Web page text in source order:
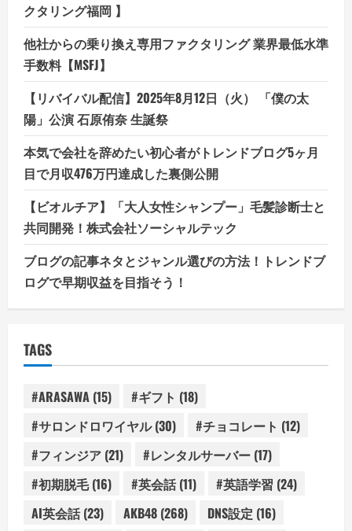
クタリング福岡 】
他社からの乗り換え専用ファクタリング 業界最低水準
手数料【MSFJ】
【リバイバル配信】2025年8月12日（火） 「僕の太
陽」公演 石原侑奈 生誕祭
本気で会社を辞めたい初心者がトレンドブログ5ヶ月
目で月収476万円達成した裏側公開
【ビオルチア】「大人女性シャンプー」毛髪診断士と
共同開発！株式会社ソーシャルテック
ブログの記事ネタとジャンル選びの方法！トレンドブ
ログで早期収益を目指そう！
TAGS
#ARASAWA (15) #ギフト (18)
#サロンドロワイヤル(30) #チョコレート (12)
#フィンジア (21) #レンタルサーバー (17)
#初期脱毛(16) #英会話(11) #英語学習 (24)
AI英会話(23) AKB48 (268) DNS設定 (16)